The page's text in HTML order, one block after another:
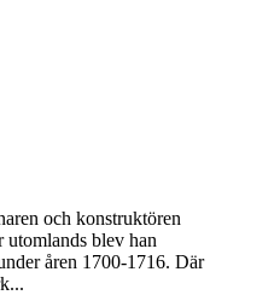
och konstruktören
utomlands blev han
åren 1700-1716. Där